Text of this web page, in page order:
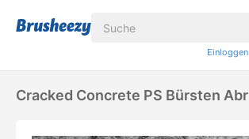
Einloggen
Cracked Concrete PS Bürsten Abr